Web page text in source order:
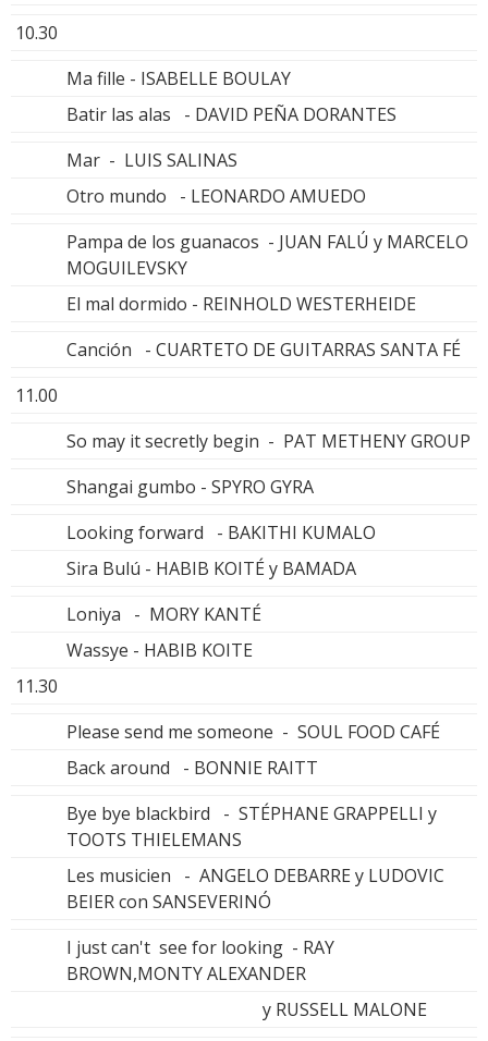
10.30
Ma fille - ISABELLE BOULAY
Batir las alas - DAVID PEÑA DORANTES
Mar - LUIS SALINAS
Otro mundo - LEONARDO AMUEDO
Pampa de los guanacos - JUAN FALÚ y MARCELO
MOGUILEVSKY
El mal dormido - REINHOLD WESTERHEIDE
Canción - CUARTETO DE GUITARRAS SANTA FÉ
11.00
So may it secretly begin - PAT METHENY GROUP
Shangai gumbo - SPYRO GYRA
Looking forward - BAKITHI KUMALO
Sira Bulú - HABIB KOITÉ y BAMADA
Loniya - MORY KANTÉ
Wassye - HABIB KOITE
11.30
Please send me someone - SOUL FOOD CAFÉ
Back around - BONNIE RAITT
Bye bye blackbird - STÉPHANE GRAPPELLI y
TOOTS THIELEMANS
Les musicien - ANGELO DEBARRE y LUDOVIC
BEIER con SANSEVERINÓ
I just can't see for looking - RAY
BROWN,MONTY ALEXANDER
y RUSSELL MALONE